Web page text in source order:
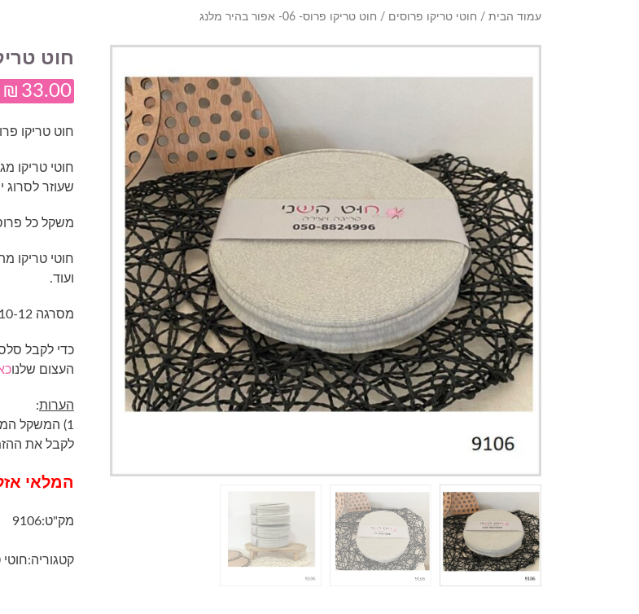
עמוד הבית / חוטי טריקו פרוסים / חוט טריקו פרוס- 06- אפור בהיר מלנג
חוט טריקו פרוס-
₪ 33.00
חוט טריקו
שעוזר לסרוג
משקל כל פרוסה הוא כ- 500-600 גרם
חוטי טריקו
ועוד.
מסרגה 10-12 ס"מ
כדי לקבל
העצום שלנו
הערות:
לקבל את
המלאי
מק"ט:9106
קטגוריה:חוטי